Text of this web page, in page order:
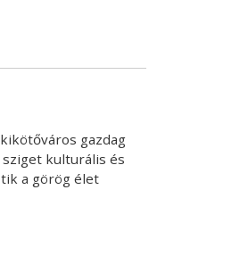
gazdag
kulturális és
a görög élet